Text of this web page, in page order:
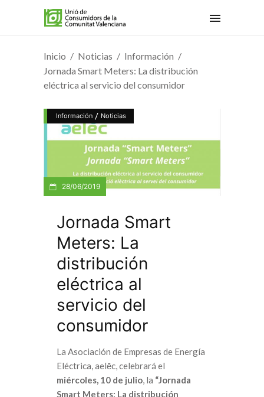
Inicio Noticias
Información
Jornada Smart Meters: La distribución
eléctrica al servicio del consumidor
Información / Noticias
28/06/2019
Jornada Smart
Meters: La
distribución
eléctrica al
servicio del
consumidor
La Asociación de Empresas de Energía
Eléctrica, aelēc, celebrará el
miércoles, 10 de julio, la “Jornada
Smart Meters: La distribución